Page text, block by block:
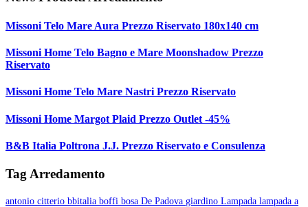
Missoni Telo Mare Aura Prezzo Riservato 180x140 cm
Missoni Home Telo Bagno e Mare Moonshadow Prezzo
Riservato
Missoni Home Telo Mare Nastri Prezzo Riservato
Missoni Home Margot Plaid Prezzo Outlet -45%
B&B Italia Poltrona J.J. Prezzo Riservato e Consulenza
Tag Arredamento
antonio citterio bbitalia boffi bosa De Padova giardino Lampada lampada a